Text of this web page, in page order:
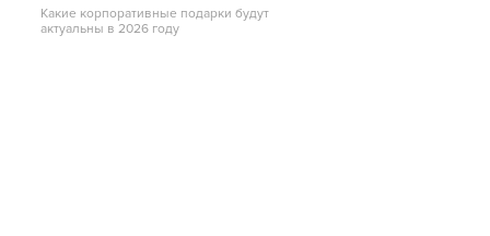
Какие корпоративные подарки будут
актуальны в 2026 году